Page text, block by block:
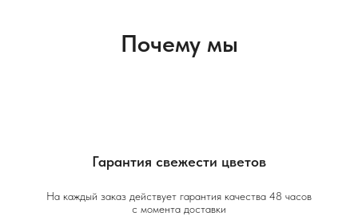
Почему мы
Гарантия свежести цветов
На каждый заказ действует гарантия качества 48 часов
с момента доставки